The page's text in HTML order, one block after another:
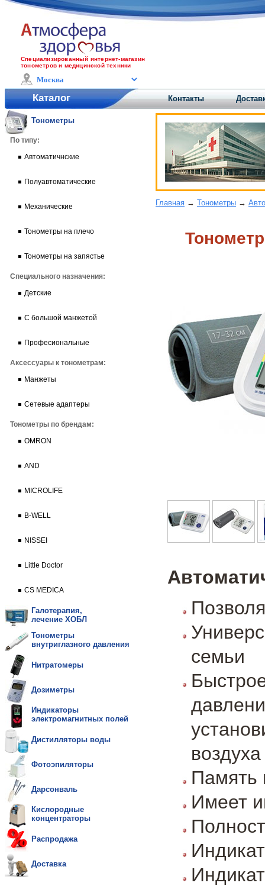
Специализированный интернет-магазин
тонометров и медицинской техники
Каталог Контакты
Тонометры
По типу:
Автоматичнские
Полуавтоматические
Механические
Тонометры на плечо
Тонометры на запястье
Специального назначения:
Детские
С большой манжетой
Професиональные
Аксессуары к тонометрам:
Манжеты
Сетевые адаптеры
Тонометры по брендам:
OMRON
AND
MICROLIFE
B-WELL
NISSEI
Little Doctor
CS MEDICA
Галотерапия,
лечение ХОБЛ
Тонометры
внутриглазного давления
Нитратомеры
Дозиметры
Индикаторы
электромагнитных полей
Дистилляторы воды
Фотоэпиляторы
Дарсонваль
Кислородные
концентраторы
Распродажа
Доставка
Главная → Тонометры →
семьи
Память
Имеет